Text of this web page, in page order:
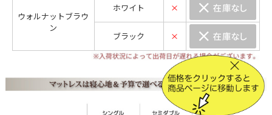
ウォルナットブラウ
ン
ホワイト ×
ブラック ×